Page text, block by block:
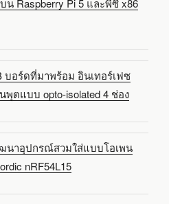
น Raspberry Pi 5 และพีซี x86
บอร์ดที่มาพร้อม อินเทอร์เฟซ
พุตแบบ opto-isolated 4 ช่อง
นาอุปกรณ์สวมใส่แบบโอเพน
nRF54L15